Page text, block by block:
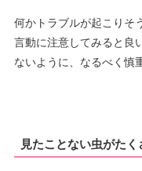
何かトラブルが起こりそ
言動に注意してみると良
ないように、なるべく慎
見たことない虫がた